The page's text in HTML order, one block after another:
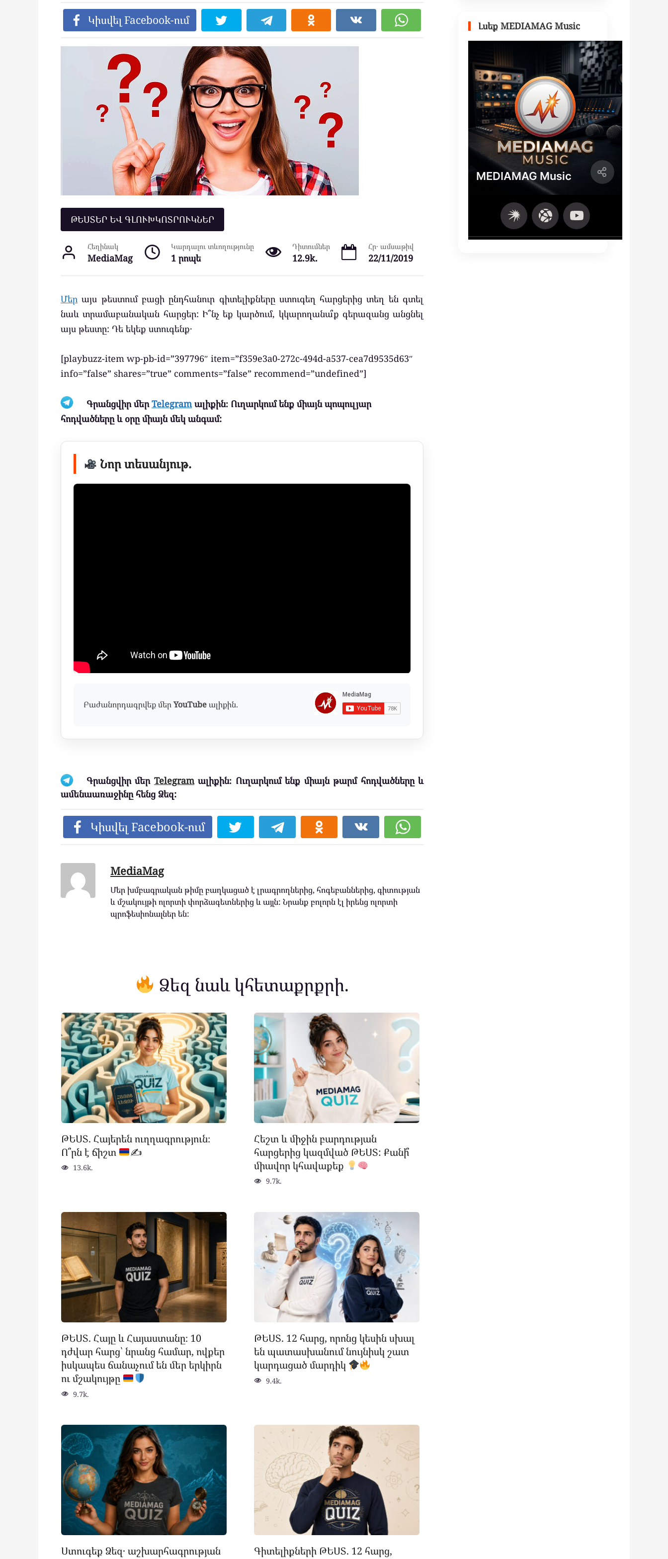
Կիսվել Facebook-ում
ԹԵՍՏԵՐ ԵՎ ԳԼՈՒԽԿՈՏՐՈՒԿՆԵՐ
Հեղինակ
MediaMag
Կարդալու տևողությունը
1 րոպե
Դիտումներ
12.9k.
Հր․ ամսաթիվ
22/11/2019
Մեր այս թեստում բացի ընդհանուր գիտելիքները ստուգեղ հարցերից տեղ են գտել
նաև տրամաբանական հարցեր: Ի՞նչ եք կարծում, կկարողանա՞ք գերազանց անցնել
այս թեստը: Դե եկեք ստուգենք․
[playbuzz-item wp-pb-id=”397796″ item=”f359e3a0-272c-494d-a537-cea7d9535d63″
info=”false” shares=”true” comments=”false” recommend=”undefined”]
Գրանցվիր մերTelegramալիքին։ Ուղարկում ենք միայն պոպուլյար
հոդվածները և օրը միայն մեկ անգամ:
Նոր տեսանյութ.
Բաժանորդագրվեք մերYouTubeալիքին.
Գրանցվիր մեր Telegramալիքին։ Ուղարկում ենք միայն թարմ հոդվածները և
ամենաառաջինը հենց Ձեզ:
Կիսվել Facebook-ում
MediaMag
Մեր խմբագրական թիմը բաղկացած է լրագրողներից, հոգեբաններից, գիտության
և մշակույթի ոլորտի փորձագետներից և այլն: Նրանք բոլորն էլ իրենց ոլորտի
պրոֆեսիոնալներ են:
Ձեզ նաև կհետաքրքրի.
ԹԵՍՏ. Հայերեն ուղղագրություն։
Ո՞րն է ճիշտ
✍
13.6k.
Հեշտ և միջին բարդության
հարցերից կազմված ԹԵՍՏ: Քանի՞
միավոր կհավաքեք
9.7k.
ԹԵՍՏ. Հայը և Հայաստանը։ 10
դժվար հարց՝ նրանց համար, ովքեր
իսկապես ճանաչում են մեր երկիրն
ու մշակույթը
9.7k.
ԹԵՍՏ. 12 հարց, որոնց կեսին սխալ
են պատասխանում նույնիսկ շատ
կարդացած մարդիկ
9.4k.
Ստուգեք Ձեզ․ աշխարհագրության
Գիտելիքների ԹԵՍՏ. 12 հարց,
Լսեք MEDIAMAG Music